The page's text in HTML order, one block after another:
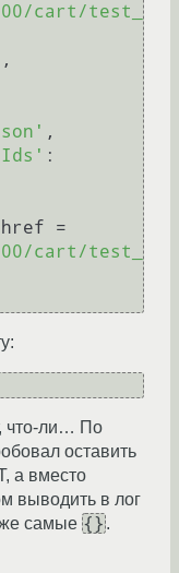
cart/test_
,
,
:
href
cart/test_
что-ли… По
оставить
а вместо
выводить в лог
самые {} .